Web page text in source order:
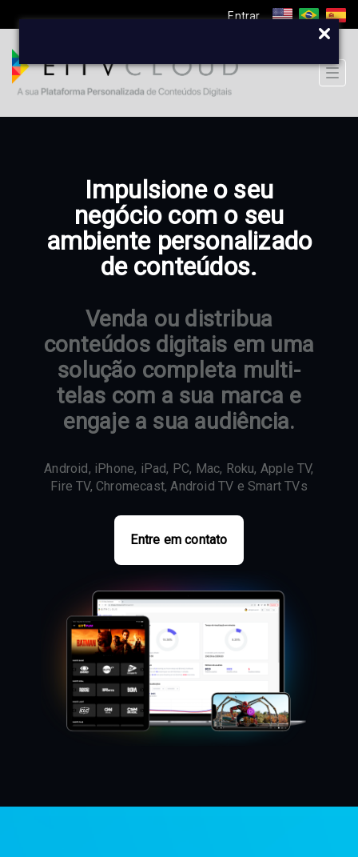
Entrar
Impulsione o seu
negócio com o seu
ambiente personalizado
de conteúdos.
Venda ou distribua
conteúdos digitais em uma
solução completa multi-
telas com a sua marca e
engaje a sua audiência.
Android, iPhone, iPad, PC, Mac, Roku, Apple TV,
Fire TV, Chromecast, Android TV e Smart TVs
Entre em contato